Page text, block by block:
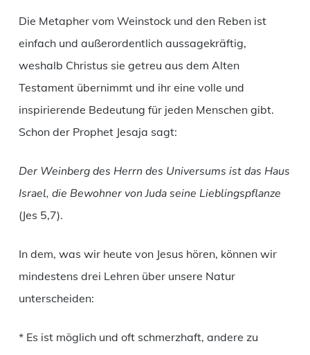
Die Metapher vom Weinstock und den Reben ist
einfach und außerordentlich aussagekräftig,
weshalb Christus sie getreu aus dem Alten
Testament übernimmt und ihr eine volle und
inspirierende Bedeutung für jeden Menschen gibt.
Schon der Prophet Jesaja sagt:
Der Weinberg des Herrn des Universums ist das Haus
Israel, die Bewohner von Juda seine Lieblingspflanze
(Jes 5,7).
In dem, was wir heute von Jesus hören, können wir
mindestens drei Lehren über unsere Natur
unterscheiden:
* Es ist möglich und oft schmerzhaft, andere zu